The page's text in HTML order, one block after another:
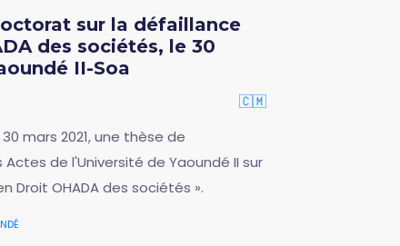
sur la défaillance
des sociétés, le 30
II-Soa
🇨🇲
30 mars 2021, une thèse de
de l'Université de Yaoundé II sur
Droit OHADA des sociétés ».